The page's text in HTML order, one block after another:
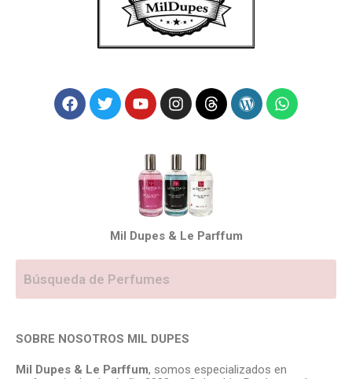
Mil Dupes & Le Parffum
SOBRE NOSOTROS MIL DUPES
Mil Dupes & Le Parffum, somos especializados en